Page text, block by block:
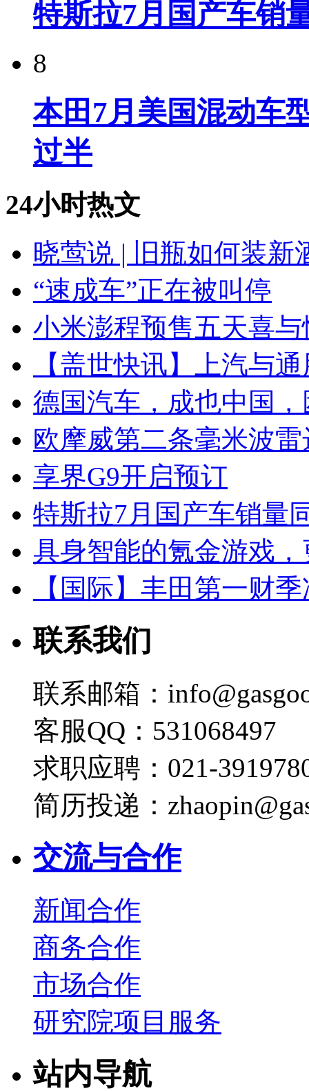
特斯拉7月国产车销
8
本田7月美国混动车
过半
24小时热文
晓莺说 | 旧瓶如何装新
“速成车”正在被叫停
小米澎程预售五天喜与
【盖世快讯】上汽与
德国汽车，成也中国
欧摩威第二条毫米波
享界G9开启预订
特斯拉7月国产车销量
具身智能的氪金游戏
【国际】丰田第一财
联系我们
联系邮箱：
客服QQ：531068497
求职应聘：021-
简历投递：
交流与合作
新闻合作
商务合作
市场合作
研究院项目服务
站内导航